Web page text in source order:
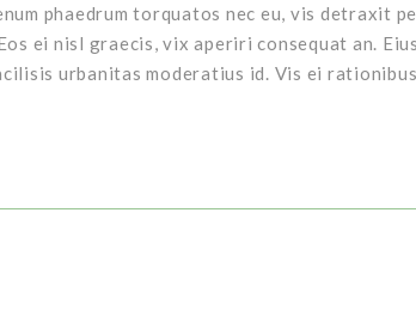
phaedrum torquatos nec eu, vis detraxit
ei nisl graecis, vix aperiri consequat an.
urbanitas moderatius id. Vis ei